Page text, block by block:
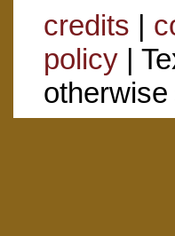
credits |
policy|